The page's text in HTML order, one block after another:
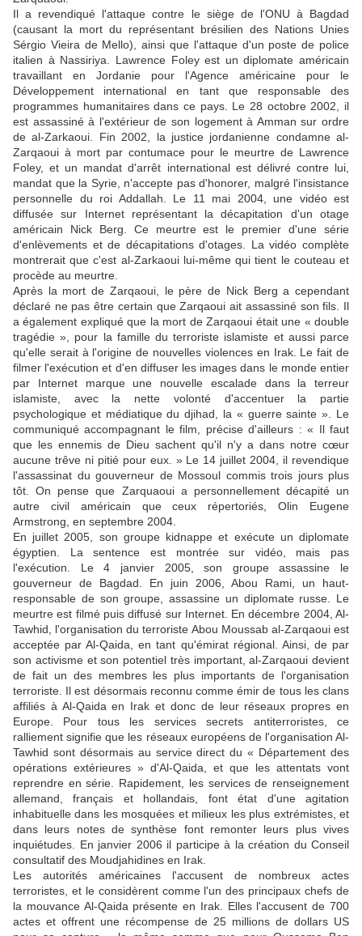
Il a revendiqué l'attaque contre le siège de l'ONU à Bagdad
(causant la mort du représentant brésilien des Nations Unies
Sérgio Vieira de Mello), ainsi que l'attaque d'un poste de police
italien à Nassiriya. Lawrence Foley est un diplomate américain
travaillant en Jordanie pour l'Agence américaine pour le
Développement international en tant que responsable des
programmes humanitaires dans ce pays. Le 28 octobre 2002, il
est assassiné à l'extérieur de son logement à Amman sur ordre
de al-Zarkaoui. Fin 2002, la justice jordanienne condamne al-
Zarqaoui à mort par contumace pour le meurtre de Lawrence
Foley, et un mandat d'arrêt international est délivré contre lui,
mandat que la Syrie, n'accepte pas d'honorer, malgré l'insistance
personnelle du roi Addallah. Le 11 mai 2004, une vidéo est
diffusée sur Internet représentant la décapitation d'un otage
américain Nick Berg. Ce meurtre est le premier d'une série
d'enlèvements et de décapitations d'otages. La vidéo complète
montrerait que c'est al-Zarkaoui lui-même qui tient le couteau et
procède au meurtre.
Après la mort de Zarqaoui, le père de Nick Berg a cependant
déclaré ne pas être certain que Zarqaoui ait assassiné son fils. Il
a également expliqué que la mort de Zarqaoui était une « double
tragédie », pour la famille du terroriste islamiste et aussi parce
qu'elle serait à l'origine de nouvelles violences en Irak. Le fait de
filmer l'exécution et d'en diffuser les images dans le monde entier
par Internet marque une nouvelle escalade dans la terreur
islamiste, avec la nette volonté d'accentuer la partie
psychologique et médiatique du djihad, la « guerre sainte ». Le
communiqué accompagnant le film, précise d'ailleurs : « Il faut
que les ennemis de Dieu sachent qu'il n'y a dans notre cœur
aucune trêve ni pitié pour eux. » Le 14 juillet 2004, il revendique
l'assassinat du gouverneur de Mossoul commis trois jours plus
tôt. On pense que Zarquaoui a personnellement décapité un
autre civil américain que ceux répertoriés, Olin Eugene
Armstrong, en septembre 2004.
En juillet 2005, son groupe kidnappe et exécute un diplomate
égyptien. La sentence est montrée sur vidéo, mais pas
l'exécution. Le 4 janvier 2005, son groupe assassine le
gouverneur de Bagdad. En juin 2006, Abou Rami, un haut-
responsable de son groupe, assassine un diplomate russe. Le
meurtre est filmé puis diffusé sur Internet. En décembre 2004, Al-
Tawhid, l'organisation du terroriste Abou Moussab al-Zarqaoui est
acceptée par Al-Qaida, en tant qu'émirat régional. Ainsi, de par
son activisme et son potentiel très important, al-Zarqaoui devient
de fait un des membres les plus importants de l'organisation
terroriste. Il est désormais reconnu comme émir de tous les clans
affiliés à Al-Qaida en Irak et donc de leur réseaux propres en
Europe. Pour tous les services secrets antiterroristes, ce
ralliement signifie que les réseaux européens de l'organisation Al-
Tawhid sont désormais au service direct du « Département des
opérations extérieures » d'Al-Qaida, et que les attentats vont
reprendre en série. Rapidement, les services de renseignement
allemand, français et hollandais, font état d'une agitation
inhabituelle dans les mosquées et milieux les plus extrémistes, et
dans leurs notes de synthèse font remonter leurs plus vives
inquiétudes. En janvier 2006 il participe à la création du Conseil
consultatif des Moudjahidines en Irak.
Les autorités américaines l'accusent de nombreux actes
terroristes, et le considèrent comme l'un des principaux chefs de
la mouvance Al-Qaida présente en Irak. Elles l'accusent de 700
actes et offrent une récompense de 25 millions de dollars US